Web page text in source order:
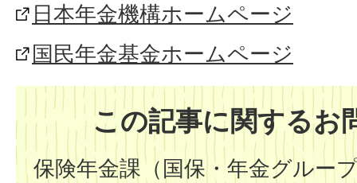
日本年金機構ホームページ
国民年金基金ホームページ
この記事に関するお
保険年金課（国保・年金グルー